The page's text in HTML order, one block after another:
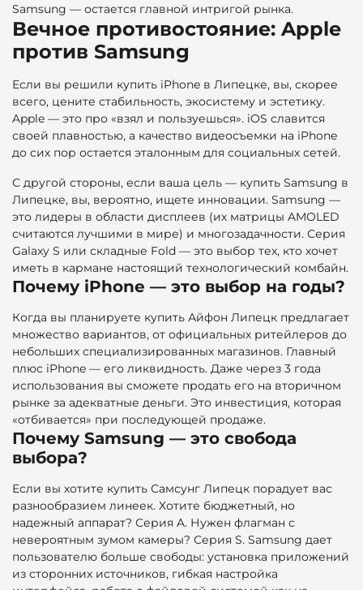
Samsung — остается главной интригой рынка.
Вечное противостояние: Apple
против Samsung
Если вы решили купить iPhone в Липецке, вы, скорее
всего, цените стабильность, экосистему и эстетику.
Apple — это про «взял и пользуешься». iOS славится
своей плавностью, а качество видеосъемки на iPhone
до сих пор остается эталонным для социальных сетей.
С другой стороны, если ваша цель — купить Samsung в
Липецке, вы, вероятно, ищете инновации. Samsung —
это лидеры в области дисплеев (их матрицы AMOLED
считаются лучшими в мире) и многозадачности. Серия
Galaxy S или складные Fold — это выбор тех, кто хочет
иметь в кармане настоящий технологический комбайн.
Почему iPhone — это выбор на годы?
Когда вы планируете купить Айфон Липецк предлагает
множество вариантов, от официальных ритейлеров до
небольших специализированных магазинов. Главный
плюс iPhone — его ликвидность. Даже через 3 года
использования вы сможете продать его на вторичном
рынке за адекватные деньги. Это инвестиция, которая
«отбивается» при последующей продаже.
Почему Samsung — это свобода
выбора?
Если вы хотите купить Самсунг Липецк порадует вас
разнообразием линеек. Хотите бюджетный, но
надежный аппарат? Серия A. Нужен флагман с
невероятным зумом камеры? Серия S. Samsung дает
пользователю больше свободы: установка приложений
из сторонних источников, гибкая настройка